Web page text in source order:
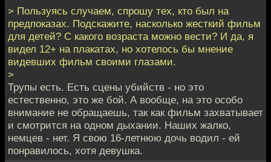
> Пользуясь случаем, спрошу тех, кто был на
предпоказах. Подскажите, насколько жесткий фильм
для детей? С какого возраста можно вести? И да, я
видел 12+ на плакатах, но хотелось бы мнение
видевших фильм своими глазами.
>
Трупы есть. Есть сцены убийств - но это
естественно, это же бой. А вообще, на это особо
внимание не обращаешь, так как фильм захватывает
и смотрится на одном дыхании. Наших жалко,
немцев - нет. Я свою 16-летнюю дочь водил - ей
понравилось, хотя девушка.